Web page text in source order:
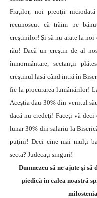
Fraţilor, noi preoţii
recunoscut că trăim pe
creştinilor! Şi să nu arate la noi
rău! Dacă un creştin de al
înmormântare, sectanţii
creştinul lasă când intră în
fie la procurarea lumânărilor!
Aceştia dau 30% din venitul
dacă nu credeţi! Faceţi-vă
lunar 30% din salariu la
puţini! Deci cine mai mulţi
secta? Judecaţi singuri!
Dumnezeu să ne ajute şi
piedică în calea noastră